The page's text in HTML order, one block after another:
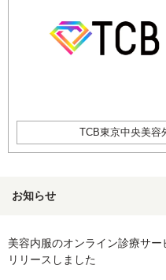
TCB東京中央美
お知らせ
美容内服のオンライン診療サ
リリースしました